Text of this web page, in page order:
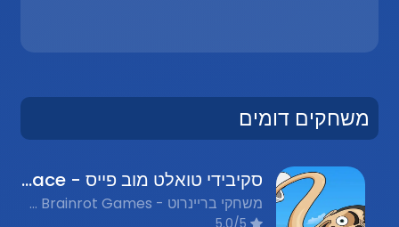
משחקים דומים
סקיבידי טואלט מוב פייס - Skibidi Toilet Move Face
משחקי בריינרוט - Italian Brainrot Games, משחקי קרב - Battle Games, משחקים מצחיקים - Funny Games